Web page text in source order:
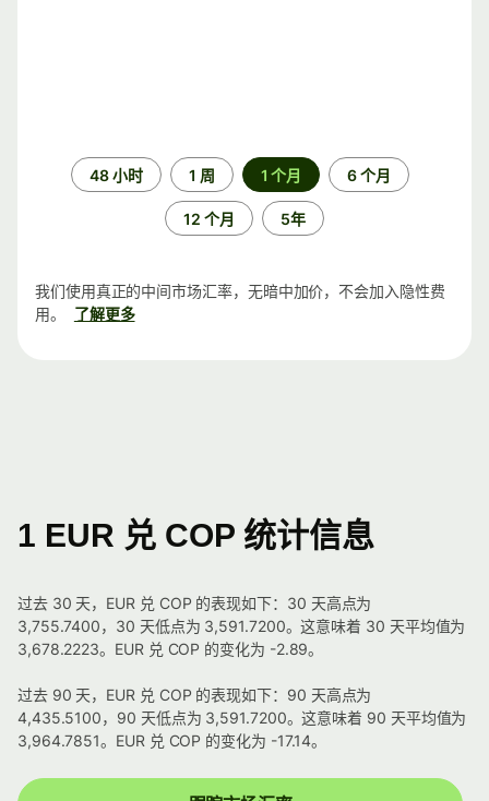
48 小时 1 周 1 个月 6 个月
12 个月 5年
我们使用真正的中间市场汇率，无暗中加价，不会加入隐性费
用。
了解更多
1 EUR 兑 COP 统计信息
过去 30 天，EUR 兑 COP 的表现如下：30 天高点为
3,755.7400，30 天低点为 3,591.7200。这意味着 30 天平均值为
3,678.2223。EUR 兑 COP 的变化为 -2.89。
过去 90 天，EUR 兑 COP 的表现如下：90 天高点为
4,435.5100，90 天低点为 3,591.7200。这意味着 90 天平均值为
3,964.7851。EUR 兑 COP 的变化为 -17.14。